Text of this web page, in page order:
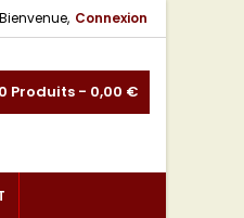
Bienvenue, Connexion
0 Produits - 0,00 €